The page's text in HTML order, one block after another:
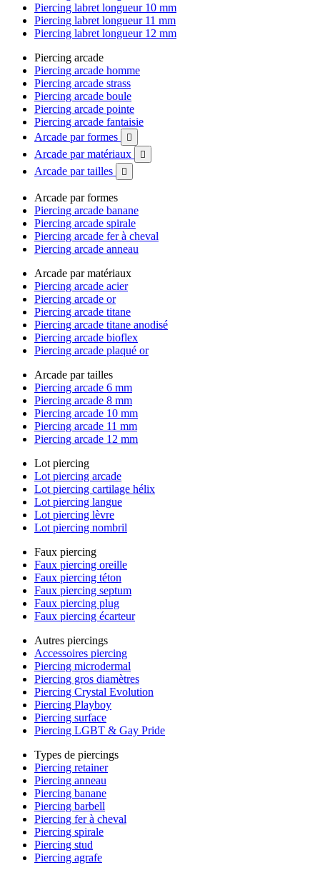
Piercing labret longueur 10 mm
Piercing labret longueur 11 mm
Piercing labret longueur 12 mm
Piercing arcade
Piercing arcade homme
Piercing arcade strass
Piercing arcade boule
Piercing arcade pointe
Piercing arcade fantaisie
Arcade par formes

Arcade par matériaux 
Arcade par tailles 
Arcade par formes
Piercing arcade banane
Piercing arcade spirale
Piercing arcade fer à cheval
Piercing arcade anneau
Arcade par matériaux
Piercing arcade acier
Piercing arcade or
Piercing arcade titane
Piercing arcade titane anodisé
Piercing arcade bioflex
Piercing arcade plaqué or
Arcade par tailles
Piercing arcade 6 mm
Piercing arcade 8 mm
Piercing arcade 10 mm
Piercing arcade 11 mm
Piercing arcade 12 mm
Lot piercing
Lot piercing arcade
Lot piercing cartilage hélix
Lot piercing langue
Lot piercing lèvre
Lot piercing nombril
Faux piercing
Faux piercing oreille
Faux piercing téton
Faux piercing septum
Faux piercing plug
Faux piercing écarteur
Autres piercings
Accessoires piercing
Piercing microdermal
Piercing gros diamètres
Piercing Crystal Evolution
Piercing Playboy
Piercing surface
Piercing LGBT & Gay Pride
Types de piercings
Piercing retainer
Piercing anneau
Piercing banane
Piercing barbell
Piercing fer à cheval
Piercing spirale
Piercing stud
Piercing agrafe